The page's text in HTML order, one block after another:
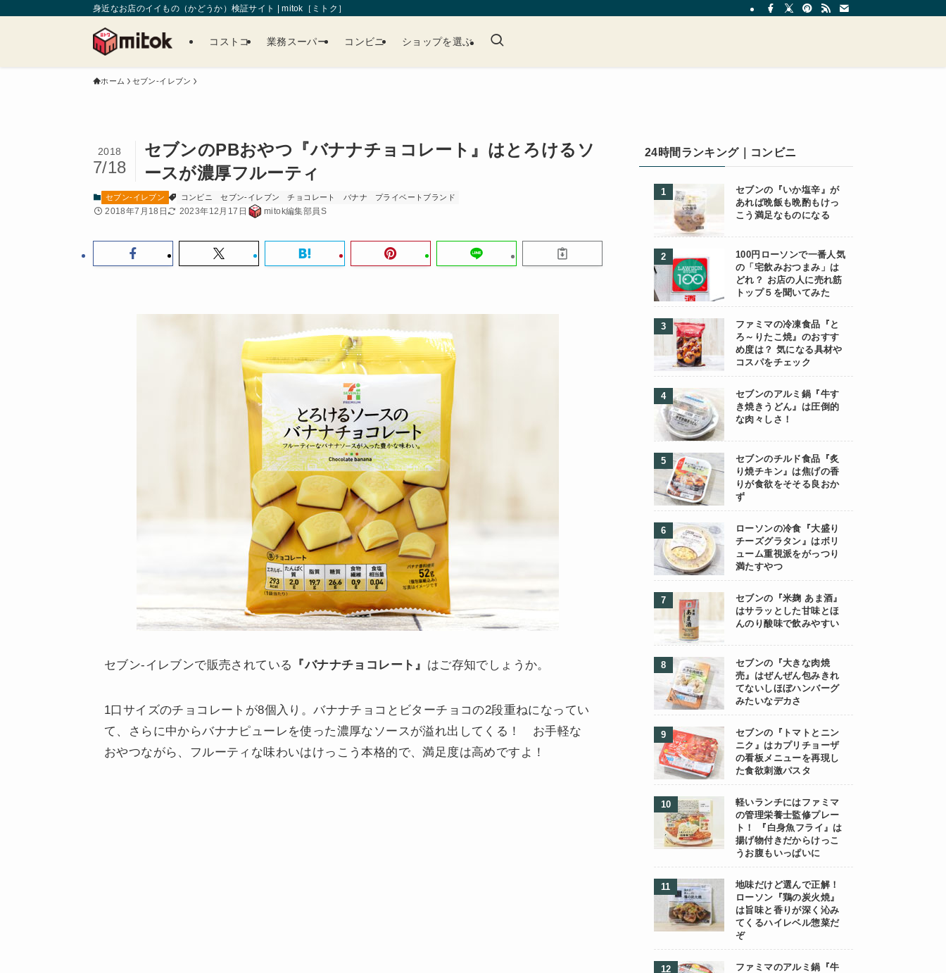
身近なお店のイイもの（かどうか）検証サイト | mitok［ミトク］
コストコ 業務スーパー コンビニ ショップを選ぶ
ホーム セブン-イレブン
セブンのPBおやつ『バナナチョコレート』はとろけるソ
ースが濃厚フルーティ
2018
7/18
セブン-イレブン コンビニ セブン-イレブン チョコレート バナナ プライベートブランド
2018年7月18日 2023年12月17日 mitok編集部員S
セブン-イレブンで販売されている 『バナナチョコレート』 はご存知でしょうか。
1口サイズのチョコレートが8個入り。バナナチョコとビターチョコの2段重ねになってい
て、さらに中からバナナピューレを使った濃厚なソースが溢れ出してくる！ お手軽な
おやつながら、フルーティな味わいはけっこう本格的で、満足度は高めですよ！
24時間ランキング｜コンビニ
セブンの『いか塩辛』が
あれば晩飯も晩酌もけっ
こう満足なものになる
100円ローソンで一番人気
の「宅飲みおつまみ」は
どれ？ お店の人に売れ筋
トップ５を聞いてみた
ファミマの冷凍食品『と
ろ～りたこ焼』のおすす
め度は？ 気になる具材や
コスパをチェック
セブンのアルミ鍋『牛す
き焼きうどん』は圧倒的
な肉々しさ！
セブンのチルド食品『炙
り焼チキン』は焦げの香
りが食欲をそそる良おか
ず
ローソンの冷食『大盛り
チーズグラタン』はボリ
ューム重視派をがっつり
満たすやつ
セブンの『米麹 あま酒』
はサラッとした甘味とほ
んのり酸味で飲みやすい
セブンの『大きな肉焼
売』はぜんぜん包みきれ
てないしほぼハンバーグ
みたいなデカさ
セブンの『トマトとニン
ニク』はカプリチョーザ
の看板メニューを再現し
た食欲刺激パスタ
軽いランチにはファミマ
の管理栄養士監修プレー
ト！ 『白身魚フライ』は
揚げ物付きだからけっこ
うお腹もいっぱいに
地味だけど選んで正解！
ローソン『鶏の炭火焼』
は旨味と香りが深く沁み
てくるハイレベル惣菜だ
ぞ
ファミマのアルミ鍋『牛